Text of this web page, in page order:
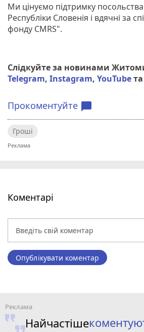
Ми цінуємо підтримку
Республіки Словенія і вдячні за
фонду CMRS".
Слідкуйте за новинами
Telegram, Instagram, YouTubeта
Прокоментуйте chat_bubble
Гроші
Коментарі
Опублікувати коментар
Найчастіше